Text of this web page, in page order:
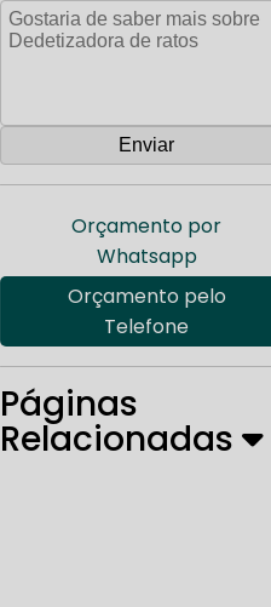
Orçamento por
Whatsapp
Orçamento pelo
Telefone
Páginas
Relacionadas